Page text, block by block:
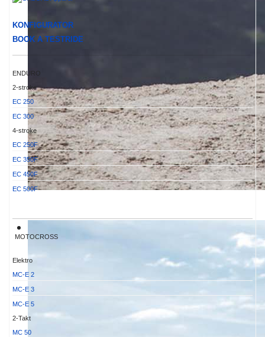
KONFIGURATOR
BOOK A TESTRIDE
ENDURO
2-stroke
EC 250
EC 300
4-stroke
EC 250F
EC 350F
EC 450F
EC 500F
MOTOCROSS
Elektro
MC-E 2
MC-E 3
MC-E 5
2-Takt
MC 50